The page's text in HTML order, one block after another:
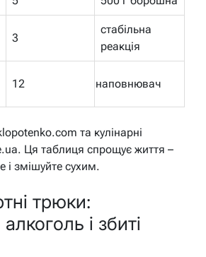
3
стабільна
реакція
12 наповнювач
та кулінарні
Ця таблиця спрощує життя –
і змішуйте сухим.
трюки:
і збиті